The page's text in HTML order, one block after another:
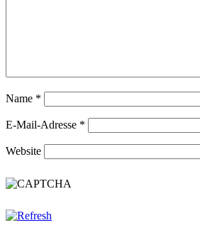
Name *
E-Mail-Adresse *
Website